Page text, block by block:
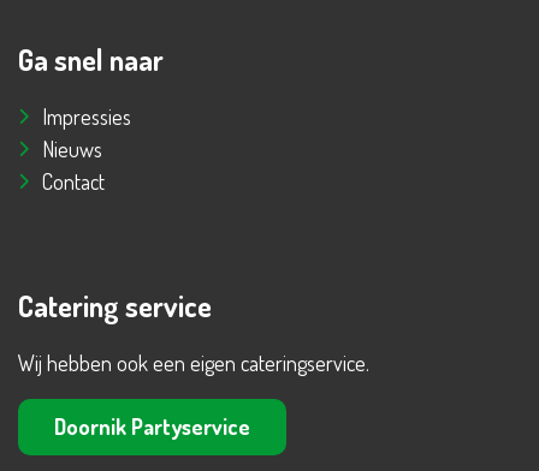
Ga snel naar
Impressies
Nieuws
Contact
Catering service
Wij hebben ook een eigen cateringservice.
Doornik Partyservice